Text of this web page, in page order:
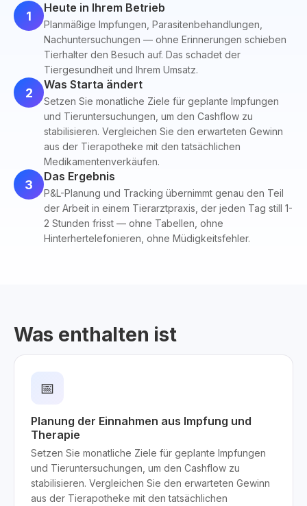
1
Heute in Ihrem Betrieb
Planmäßige Impfungen, Parasitenbehandlungen,
Nachuntersuchungen — ohne Erinnerungen schieben
Tierhalter den Besuch auf. Das schadet der
Tiergesundheit und Ihrem Umsatz.
2
Was Starta ändert
Setzen Sie monatliche Ziele für geplante Impfungen
und Tieruntersuchungen, um den Cashflow zu
stabilisieren. Vergleichen Sie den erwarteten Gewinn
aus der Tierapotheke mit den tatsächlichen
Medikamentenverkäufen.
3
Das Ergebnis
P&L-Planung und Tracking übernimmt genau den Teil
der Arbeit in einem Tierarztpraxis, der jeden Tag still 1-
2 Stunden frisst — ohne Tabellen, ohne
Hinterhertelefonieren, ohne Müdigkeitsfehler.
Was enthalten ist
📅
Planung der Einnahmen aus Impfung und
Therapie
Setzen Sie monatliche Ziele für geplante Impfungen
und Tieruntersuchungen, um den Cashflow zu
stabilisieren. Vergleichen Sie den erwarteten Gewinn
aus der Tierapotheke mit den tatsächlichen